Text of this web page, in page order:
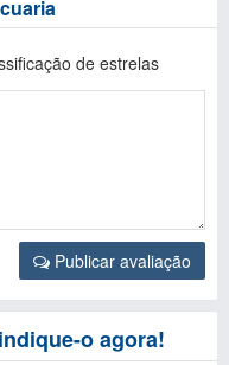
de estrelas
Publicar avaliação
o agora!